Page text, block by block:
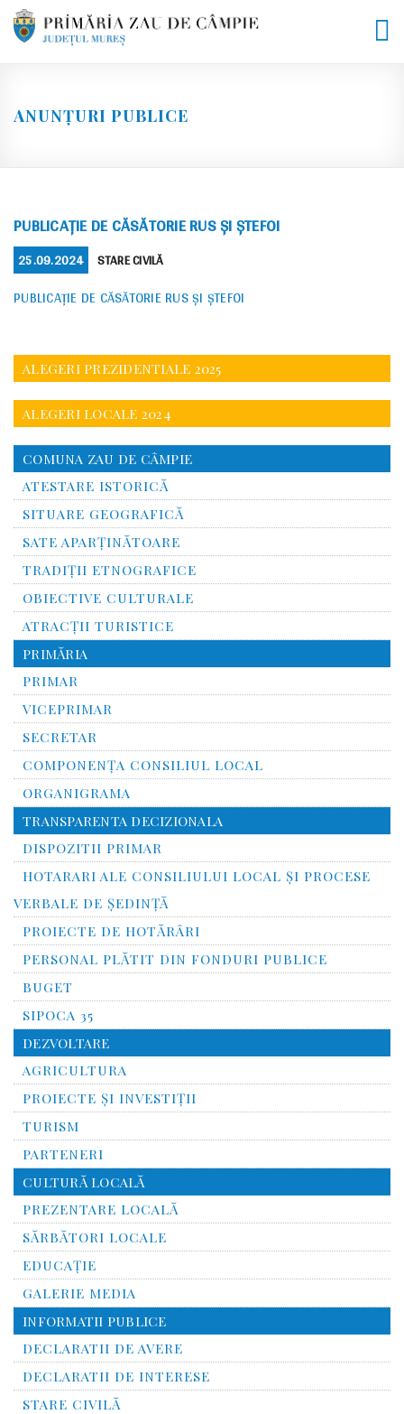
Skip
ANUNȚURI PUBLICE
PUBLICAȚIE DE CĂSĂTORIE RUS ȘI ȘTEFOI
POSTED
ON
25.09.2024 CATEGORIES
STARE CIVILĂ
PUBLICAȚIE DE CĂSĂTORIE RUS ȘI ȘTEFOI
ALEGERI PREZIDENTIALE 2025
ALEGERI LOCALE 2024
COMUNA ZAU DE CÂMPIE
ATESTARE ISTORICĂ
SITUARE GEOGRAFICĂ
SATE APARȚINĂTOARE
TRADIȚII ETNOGRAFICE
OBIECTIVE CULTURALE
ATRACȚII TURISTICE
PRIMĂRIA
PRIMAR
VICEPRIMAR
SECRETAR
COMPONENȚA CONSILIUL LOCAL
ORGANIGRAMA
TRANSPARENTA DECIZIONALA
DISPOZITII PRIMAR
HOTARARI ALE CONSILIULUI LOCAL ȘI PROCESE
VERBALE DE ȘEDINȚĂ
PROIECTE DE HOTĂRÂRI
PERSONAL PLĂTIT DIN FONDURI PUBLICE
BUGET
SIPOCA 35
DEZVOLTARE
AGRICULTURA
PROIECTE ȘI INVESTIȚII
TURISM
PARTENERI
CULTURĂ LOCALĂ
PREZENTARE LOCALĂ
SĂRBĂTORI LOCALE
EDUCAȚIE
GALERIE MEDIA
INFORMATII PUBLICE
DECLARATII DE AVERE
DECLARATII DE INTERESE
STARE CIVILĂ